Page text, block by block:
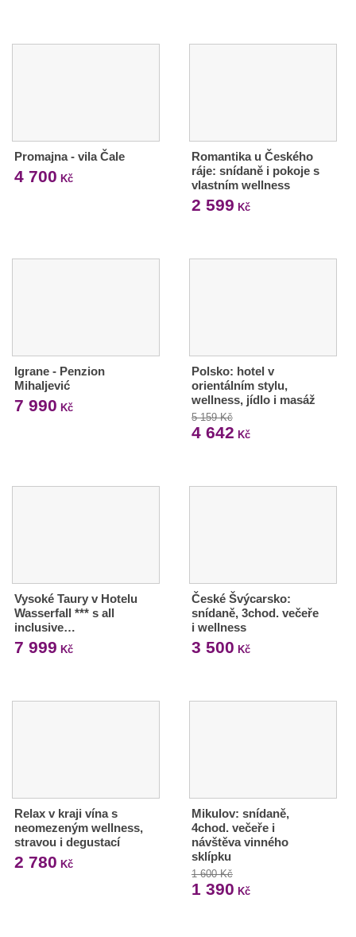
Promajna - vila Čale
4 700 Kč
Romantika u Českého
ráje: snídaně i pokoje s
vlastním wellness
2 599 Kč
Igrane - Penzion
Mihaljević
7 990 Kč
Polsko: hotel v
orientálním stylu,
wellness, jídlo i masáž
5 159 Kč
4 642 Kč
Vysoké Taury v Hotelu
Wasserfall *** s all
inclusive…
7 999 Kč
České Švýcarsko:
snídaně, 3chod. večeře
i wellness
3 500 Kč
Relax v kraji vína s
neomezeným wellness,
stravou i degustací
2 780 Kč
Mikulov: snídaně,
4chod. večeře i
návštěva vinného
sklípku
1 600 Kč
1 390 Kč